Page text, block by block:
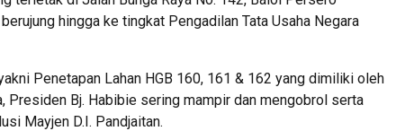
hingga ke tingkat Pengadilan Tata Usaha Negara
Penetapan Lahan HGB 160, 161 & 162 yang dimiliki oleh
Presiden Bj. Habibie sering mampir dan mengobrol serta
Mayjen D.I. Pandjaitan.